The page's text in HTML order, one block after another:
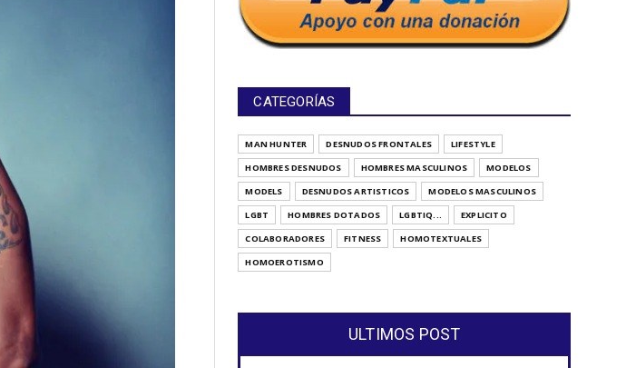
CATEGORÍAS
MAN HUNTER DESNUDOS FRONTALES
LIFESTYLE
HOMBRES DESNUDOS
HOMBRES MASCULINOS
MODELOS
MODELS
DESNUDOS ARTISTICOS
MODELOS MASCULINOS
LGBT
HOMBRES DOTADOS LGBTIQ...
EXPLICITO
COLABORADORES
FITNESS
HOMOTEXTUALES
HOMOEROTISMO
ULTIMOS POST